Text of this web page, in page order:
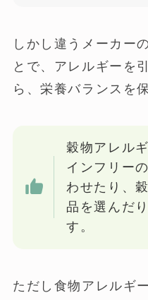
しかし違うメーカー
とで、アレルギーを
ら、栄養バランスを
穀物アレル
インフリー
わせたり、
品を選んだ
す。
ただし食物アレルギ